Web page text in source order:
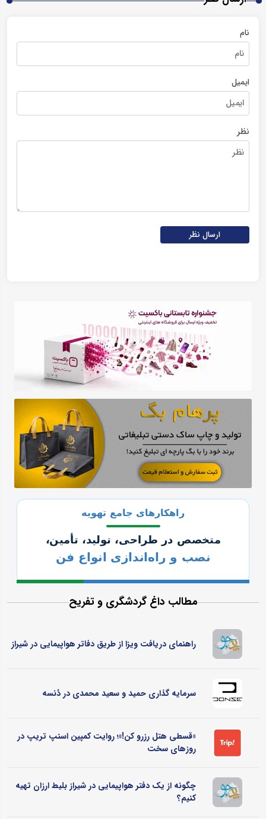
نام
ایمیل
نظر
ارسال نظر
مطالب داغ گردشگری و تفریح
راهنمای دریافت ویزا از طریق دفاتر هواپیمایی در شیراز
سرمایه گذاری حمید و سعید محمدی در دُنسه
«قسطی هتل رزرو کن!»؛ روایت کمپین اسنپ تریپ در
روزهای سخت
چگونه از یک دفتر هواپیمایی در شیراز بلیط ارزان تهیه
کنیم؟